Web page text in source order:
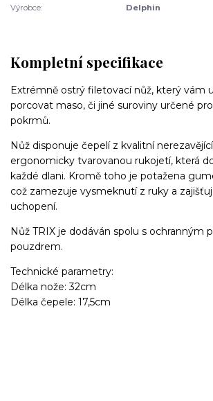
Výrobce:
Delphin
Kompletní specifikace
Extrémně ostrý filetovací nůž, který vám
porcovat maso, či jiné suroviny určené
pokrmů.
Nůž disponuje čepelí z kvalitní
ergonomicky tvarovanou rukojetí, která
každé dlani. Kromě toho je potažena
což zamezuje vysmeknutí z ruky a
uchopení.
Nůž TRIX je dodáván spolu s ochranným
pouzdrem.
Technické parametry:
Délka nože: 32cm
Délka čepele: 17,5cm